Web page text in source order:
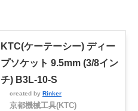
KTC(ケーテーシー) ディー
プソケット 9.5mm (3/8イン
チ) B3L-10-S
created by Rinker
京都機械工具(KTC)